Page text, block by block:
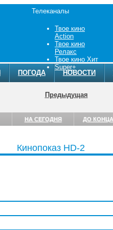
Телеканалы
Твое кино
Action
Твое кино
Релакс
Твое кино Хит
Super+
ПОГОДА НОВОСТИ
Предыдущая
НА СЕГОДНЯ ДО
Кинопоказ HD-2